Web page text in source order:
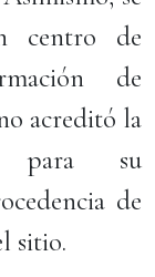
centro de
de
acreditó la
para su
de
sitio.